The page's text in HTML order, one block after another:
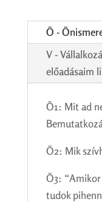
Ö -
V -
előadásaim
Ö1: Mit ad
Ö2: Mik
Ö3:
tudok